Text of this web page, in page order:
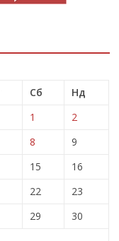
Сб
Нд
1
2
8
9
15
16
22
23
29
30